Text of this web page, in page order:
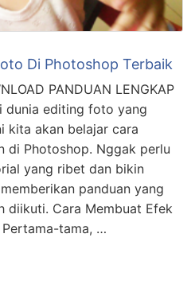
Di Photoshop Terbaik
PANDUAN LENGKAP
dunia editing foto yang
kita akan belajar cara
di Photoshop. Nggak perlu
yang ribet dan bikin
panduan yang
diikuti. Cara Membuat Efek
tama, …